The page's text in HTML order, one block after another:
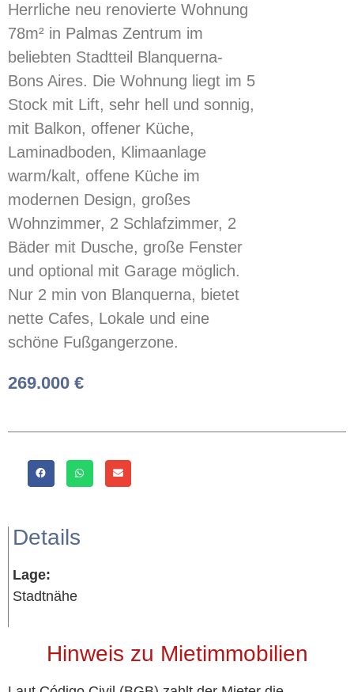
Herrliche neu renovierte Wohnung
78m² in Palmas Zentrum im
beliebten Stadtteil Blanquerna-
Bons Aires. Die Wohnung liegt im 5
Stock mit Lift, sehr hell und sonnig,
mit Balkon, offener Küche,
Laminadboden, Klimaanlage
warm/kalt, offene Küche im
modernen Design, großes
Wohnzimmer, 2 Schlafzimmer, 2
Bäder mit Dusche, große Fenster
und optional mit Garage möglich.
Nur 2 min von Blanquerna, bietet
nette Cafes, Lokale und eine
schöne Fußgangerzone.
269.000 €
Details
Lage:
Stadtnähe
Hinweis zu Mietimmobilien